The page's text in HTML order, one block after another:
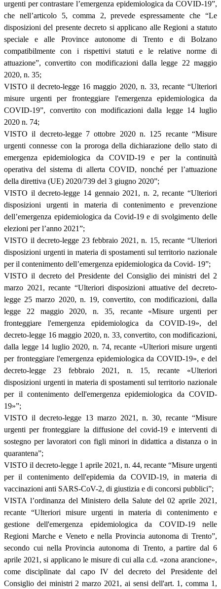
urgenti per contrastare l’emergenza epidemiologica da COVID-19”,
che nell’articolo 5, comma 2, prevede espressamente che “Le
disposizioni del presente decreto si applicano alle Regioni a statuto
speciale e alle Province autonome di Trento e di Bolzano
compatibilmente con i rispettivi statuti e le relative norme di
attuazione”, convertito con modificazioni dalla legge 22 maggio
2020, n. 35;
VISTO il decreto-legge 16 maggio 2020, n. 33, recante “Ulteriori
misure urgenti per fronteggiare l'emergenza epidemiologica da
COVID-19”, convertito con modificazioni dalla legge 14 luglio
2020 n. 74;
VISTO il decreto-legge 7 ottobre 2020 n. 125 recante “Misure
urgenti connesse con la proroga della dichiarazione dello stato di
emergenza epidemiologica da COVID-19 e per la continuità
operativa del sistema di allerta COVID, nonché per l’attuazione
della direttiva (UE) 2020/739 del 3 giugno 2020”;
VISTO il decreto-legge 14 gennaio 2021, n. 2, recante “Ulteriori
disposizioni urgenti in materia di contenimento e prevenzione
dell’emergenza epidemiologica da Covid-19 e di svolgimento delle
elezioni per l’anno 2021”;
VISTO il decreto-legge 23 febbraio 2021, n. 15, recante “Ulteriori
disposizioni urgenti in materia di spostamenti sul territorio nazionale
per il contenimento dell’emergenza epidemiologica da Covid- 19”;
VISTO il decreto del Presidente del Consiglio dei ministri del 2
marzo 2021, recante “Ulteriori disposizioni attuative del decreto-
legge 25 marzo 2020, n. 19, convertito, con modificazioni, dalla
legge 22 maggio 2020, n. 35, recante «Misure urgenti per
fronteggiare l'emergenza epidemiologica da COVID-19», del
decreto-legge 16 maggio 2020, n. 33, convertito, con modificazioni,
dalla legge 14 luglio 2020, n. 74, recante «Ulteriori misure urgenti
per fronteggiare l'emergenza epidemiologica da COVID-19», e del
decreto-legge 23 febbraio 2021, n. 15, recante «Ulteriori
disposizioni urgenti in materia di spostamenti sul territorio nazionale
per il contenimento dell'emergenza epidemiologica da COVID-
19»”;
VISTO il decreto-legge 13 marzo 2021, n. 30, recante “Misure
urgenti per fronteggiare la diffusione del covid-19 e interventi di
sostegno per lavoratori con figli minori in didattica a distanza o in
quarantena”;
VISTO il decreto-legge 1 aprile 2021, n. 44, recante “Misure urgenti
per il contenimento dell'epidemia da COVID-19, in materia di
vaccinazioni anti SARS-CoV-2, di giustizia e di concorsi pubblici”;
VISTA l’ordinanza del Ministero della Salute del 02 aprile 2021,
recante “Ulteriori misure urgenti in materia di contenimento e
gestione dell'emergenza epidemiologica da COVID-19 nelle
Regioni Marche e Veneto e nella Provincia autonoma di Trento”,
secondo cui nella Provincia autonoma di Trento, a partire dal 6
aprile 2021, si applicano le misure di cui alla c.d. «zona arancione»,
come disciplinate dal capo IV del decreto del Presidente del
Consiglio dei ministri 2 marzo 2021, ai sensi dell'art. 1, comma 1,